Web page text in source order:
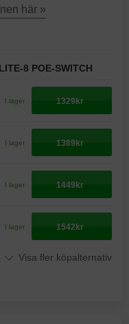
här »
8 POE-SWITCH
I lager 1329kr
I lager 1389kr
I lager 1449kr
I lager 1542kr
Visa fler köpalternativ